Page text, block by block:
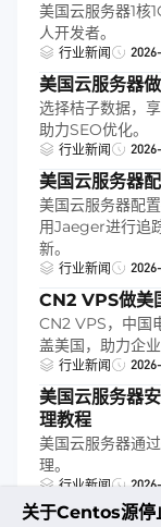
美国云服务器1核
人开发者。
行业新闻
美国云服务器
选择桔子数据，
助力SEO优化。
行业新闻
美国云服务器
美国云服务器配
用Jaeger进行追
新。
行业新闻
CN2 VPS做美
CN2 VPS，中国
盖美国，助力企
行业新闻
美国云服务器
理教程
美国云服务器通
理。
行业新闻
关于Centos源停